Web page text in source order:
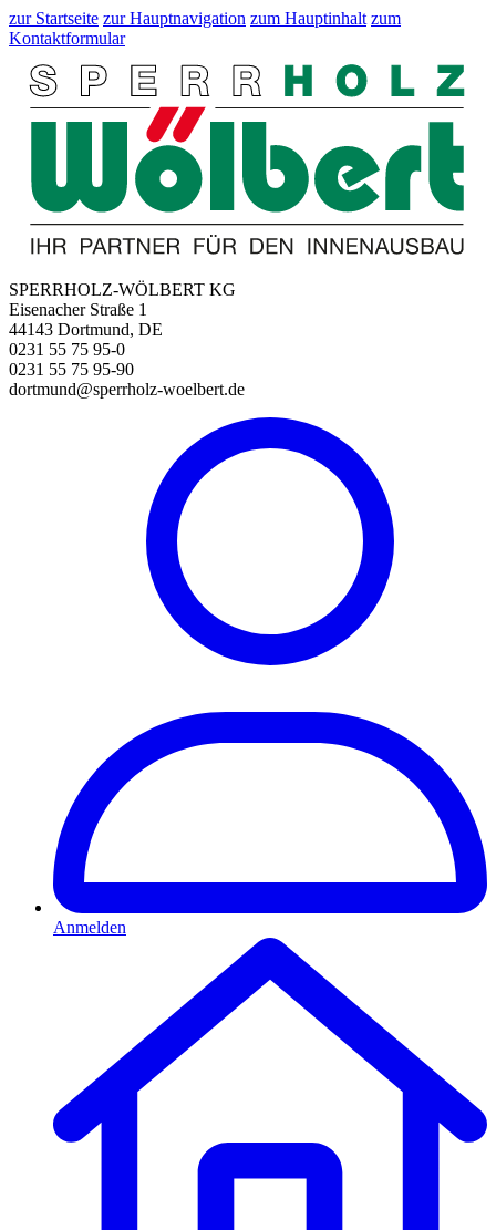
zur Startseite zur Hauptnavigation zum Hauptinhalt zum
Kontaktformular
SPERRHOLZ-WÖLBERT KG
Eisenacher Straße 1
44143 Dortmund, DE
0231 55 75 95-0
0231 55 75 95-90
dortmund@sperrholz-woelbert.de
Anmelden